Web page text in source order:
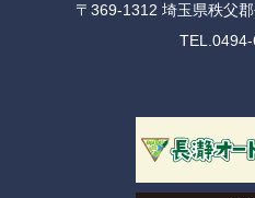
〒369-1312 埼玉県秩父